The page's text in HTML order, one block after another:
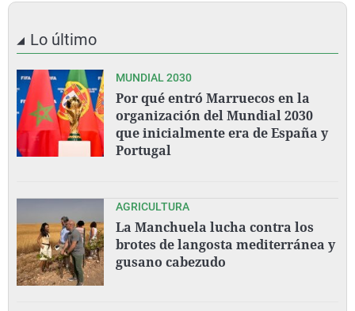
Lo último
MUNDIAL 2030
Por qué entró Marruecos en la
organización del Mundial 2030
que inicialmente era de España y
Portugal
AGRICULTURA
La Manchuela lucha contra los
brotes de langosta mediterránea y
gusano cabezudo